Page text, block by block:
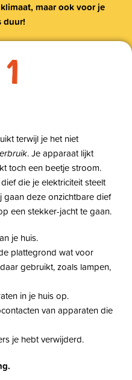
maar ook voor je
duur!
1
terwijl je het niet
. Je apparaat lijkt
toch een beetje stroom.
die je elektriciteit steelt
deze onzichtbare dief
een stekker-jacht te gaan.
je huis.
plattegrond wat voor
gebruikt, zoals lampen,
in je huis op.
van apparaten die
je hebt verwijderd.